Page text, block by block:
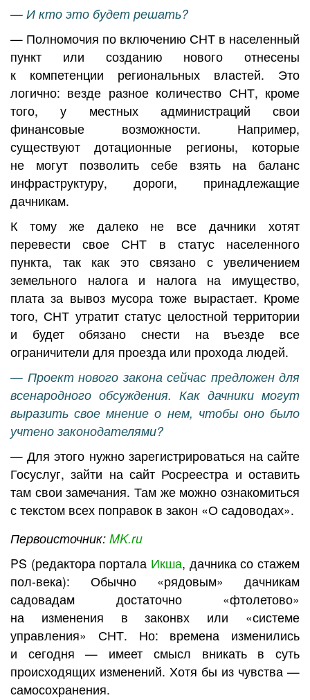
— И кто это будет решать?
— Полномочия по включению СНТ в населенный
пункт или созданию нового отнесены
к компетенции региональных властей. Это
логично: везде разное количество СНТ, кроме
того, у местных администраций свои
финансовые возможности. Например,
существуют дотационные регионы, которые
не могут позволить себе взять на баланс
инфраструктуру, дороги, принадлежащие
дачникам.
К тому же далеко не все дачники хотят
перевести свое СНТ в статус населенного
пункта, так как это связано с увеличением
земельного налога и налога на имущество,
плата за вывоз мусора тоже вырастает. Кроме
того, СНТ утратит статус целостной территории
и будет обязано снести на въезде все
ограничители для проезда или прохода людей.
— Проект нового закона сейчас предложен для
всенародного обсуждения. Как дачники могут
выразить свое мнение о нем, чтобы оно было
учтено законодателями?
— Для этого нужно зарегистрироваться на сайте
Госуслуг, зайти на сайт Росреестра и оставить
там свои замечания. Там же можно ознакомиться
с текстом всех поправок в закон «О садоводах».
Первоисточник: MK.ru
PS (редактора портала Икша, дачника со стажем
пол-века): Обычно «рядовым» дачникам
садовадам достаточно «фтолетово»
на изменения в законвх или «системе
управления» СНТ. Но: времена изменились
и сегодня — имеет смысл вникать в суть
происходящих изменений. Хотя бы из чувства —
самосохранения.